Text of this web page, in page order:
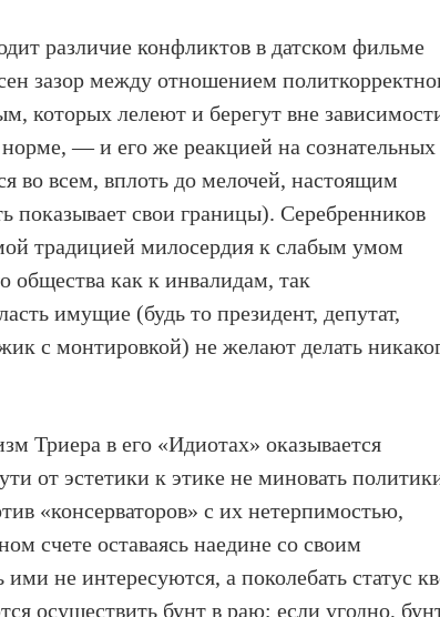
различие конфликтов в датском фильме
зазор между отношением
которых лелеют и берегут вне
— и его же реакцией на сознательных
во всем, вплоть до мелочей, настоящим
показывает свои границы). Серебренников
традицией милосердия к слабым умом
как к инвалидам, так
имущие (будь то президент, депутат,
с монтировкой) не желают делать
Триера в его «Идиотах» оказывается
от эстетики к этике не миновать
«консерваторов» с их нетерпимостью,
счете оставаясь наедине со своим
не интересуются, а поколебать статус
осуществить бунт в раю; если угодно,